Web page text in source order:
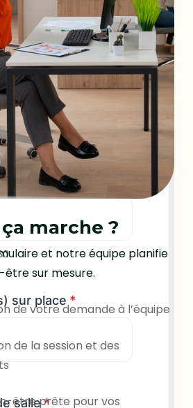
marche ?
et notre équipe planifie
sur mesure.
de votre demande à l’équipe
de la session et des
être prête pour vos